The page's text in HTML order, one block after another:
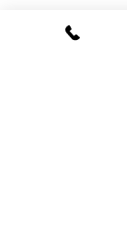
NORD ET